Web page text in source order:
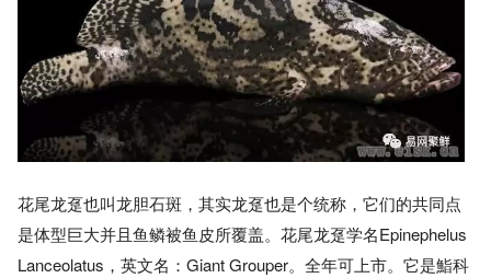
花尾龙趸也叫龙胆石斑，其实龙趸也是个统称，它们的共同点
是体型巨大并且鱼鳞被鱼皮所覆盖。花尾龙趸学名Epinephelus
Lanceolatus，英文名：Giant Grouper。全年可上市。它是鮨科